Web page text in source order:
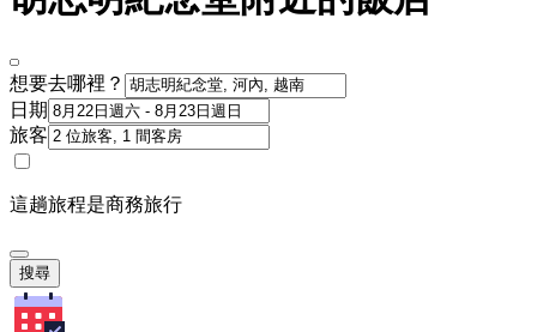
想要去哪裡？
日期
旅客
這趟旅程是商務旅行
搜尋